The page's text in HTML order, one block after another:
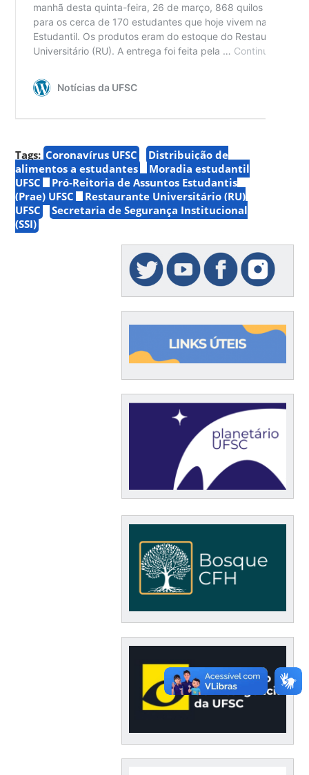
Tags: Coronavírus UFSC
Distribuição de
alimentos a estudantes
Moradia estudantil
UFSC
Pró-Reitoria de Assuntos Estudantis
(Prae) UFSC
Restaurante Universitário (RU)
UFSC
Secretaria de Segurança Institucional
(SSI)